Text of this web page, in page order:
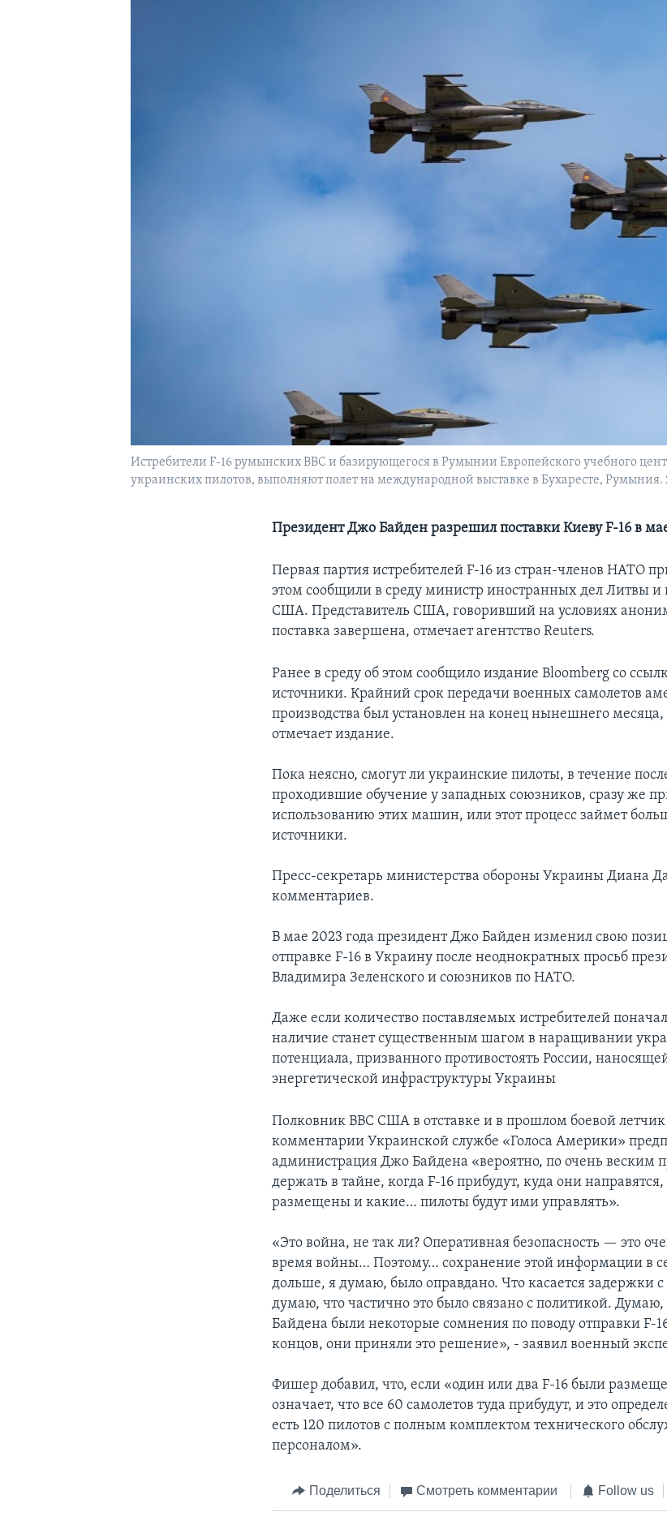
Истребители F-16 румынских ВВС и базирующегося в Румынии Европейского учебного
украинских пилотов, выполняют полет на международной выставке в Бухаресте, Румыния.
Президент Джо Байден разрешил поставки Киеву F-16 в
Первая партия истребителей F-16 из стран-членов НАТО
этом сообщили в среду министр иностранных дел Литвы и
США. Представитель США, говоривший на условиях
поставка завершена, отмечает агентство Reuters.
Ранее в среду об этом сообщило издание Bloomberg со
источники. Крайний срок передачи военных самолетов
производства был установлен на конец нынешнего
отмечает издание.
Пока неясно, смогут ли украинские пилоты, в течение
проходившие обучение у западных союзников, сразу же
использованию этих машин, или этот процесс займет
источники.
Пресс-секретарь министерства обороны Украины Диана
комментариев.
В мае 2023 года президент Джо Байден изменил свою
отправке F-16 в Украину после неоднократных просьб
Владимира Зеленского и союзников по НАТО.
Даже если количество поставляемых истребителей
наличие станет существенным шагом в наращивании
потенциала, призванного противостоять России,
энергетической инфраструктуры Украины
Полковник ВВС США в отставке и в прошлом боевой
комментарии Украинской службе «Голоса Америки»
администрация Джо Байдена «вероятно, по очень веским
держать в тайне, когда F-16 прибудут, куда они направятся,
размещены и какие… пилоты будут ими управлять».
«Это война, не так ли? Оперативная безопасность — это
время войны… Поэтому… сохранение этой информации в
дольше, я думаю, было оправдано. Что касается задержки
думаю, что частично это было связано с политикой.
Байдена были некоторые сомнения по поводу отправки F-
концов, они приняли это решение», - заявил военный
Фишер добавил, что, если «один или два F-16 были
означает, что все 60 самолетов туда прибудут, и это
есть 120 пилотов с полным комплектом технического
персоналом».
Поделиться Смотреть комментарии Follow us